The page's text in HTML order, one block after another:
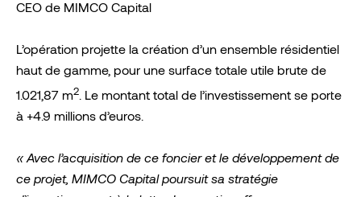
CEO de MIMCO Capital
L’opération projette la création d’un ensemble résidentiel
haut de gamme, pour une surface totale utile brute de
1.021,87 m2 . Le montant total de l’investissement se porte
à +4.9 millions d’euros.
« Avec l’acquisition de ce foncier et le développement de
ce projet, MIMCO Capital poursuit sa stratégie